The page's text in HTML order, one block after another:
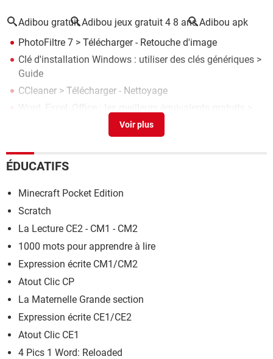
Adibou gratuit Adibou jeux gratuit 4 8 ans Adibou apk
PhotoFiltre 7 > Télécharger - Retouche d'image
Clé d'installation Windows : utiliser des clés génériques >
Guide
CCleaner > Télécharger - Nettoyage
Word, Excel, Office : les meilleurs équivalents gratuits
Montage vidéo gratuit : les meilleurs logiciels pour
Windows
ÉDUCATIFS
Minecraft Pocket Edition
Scratch
La Lecture CE2 - CM1 - CM2
1000 mots pour apprendre à lire
Expression écrite CM1/CM2
Atout Clic CP
La Maternelle Grande section
Expression écrite CE1/CE2
Atout Clic CE1
4 Pics 1 Word: Reloaded